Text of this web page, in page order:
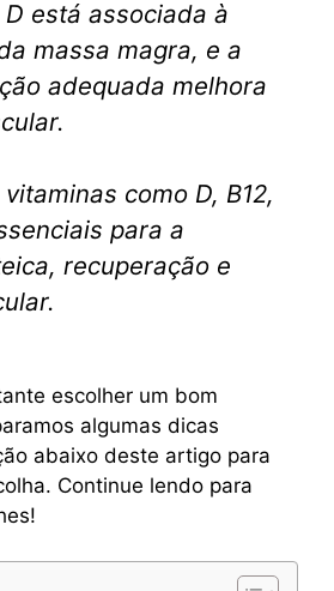
está associada à
massa magra, e a
adequada melhora
como D, B12,
para a
recuperação e
escolher um bom
algumas dicas
abaixo deste artigo para
Continue lendo para